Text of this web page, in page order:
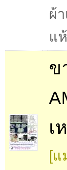
ผ้
แ
ข
เ
[แ